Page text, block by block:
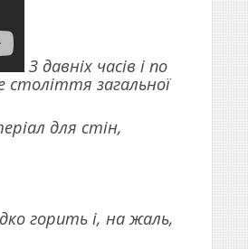
З давніх часів і по
століття загальної
для стін,
горить і, на жаль,